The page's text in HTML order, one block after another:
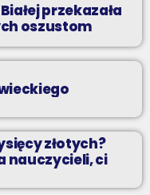
przekazała
oszustom
złotych?
nauczycieli, ci